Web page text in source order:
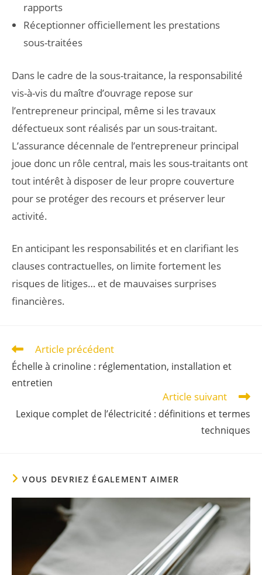
rapports
Réceptionner officiellement les prestations
sous-traitées
Dans le cadre de la sous-traitance, la responsabilité
vis-à-vis du maître d’ouvrage repose sur
l’entrepreneur principal, même si les travaux
défectueux sont réalisés par un sous-traitant.
L’assurance décennale de l’entrepreneur principal
joue donc un rôle central, mais les sous-traitants ont
tout intérêt à disposer de leur propre couverture
pour se protéger des recours et préserver leur
activité.
En anticipant les responsabilités et en clarifiant les
clauses contractuelles, on limite fortement les
risques de litiges… et de mauvaises surprises
financières.
Article précédent
Échelle à crinoline : réglementation, installation et
entretien
Article suivant
Lexique complet de l’électricité : définitions et termes
techniques
VOUS DEVRIEZ ÉGALEMENT AIMER